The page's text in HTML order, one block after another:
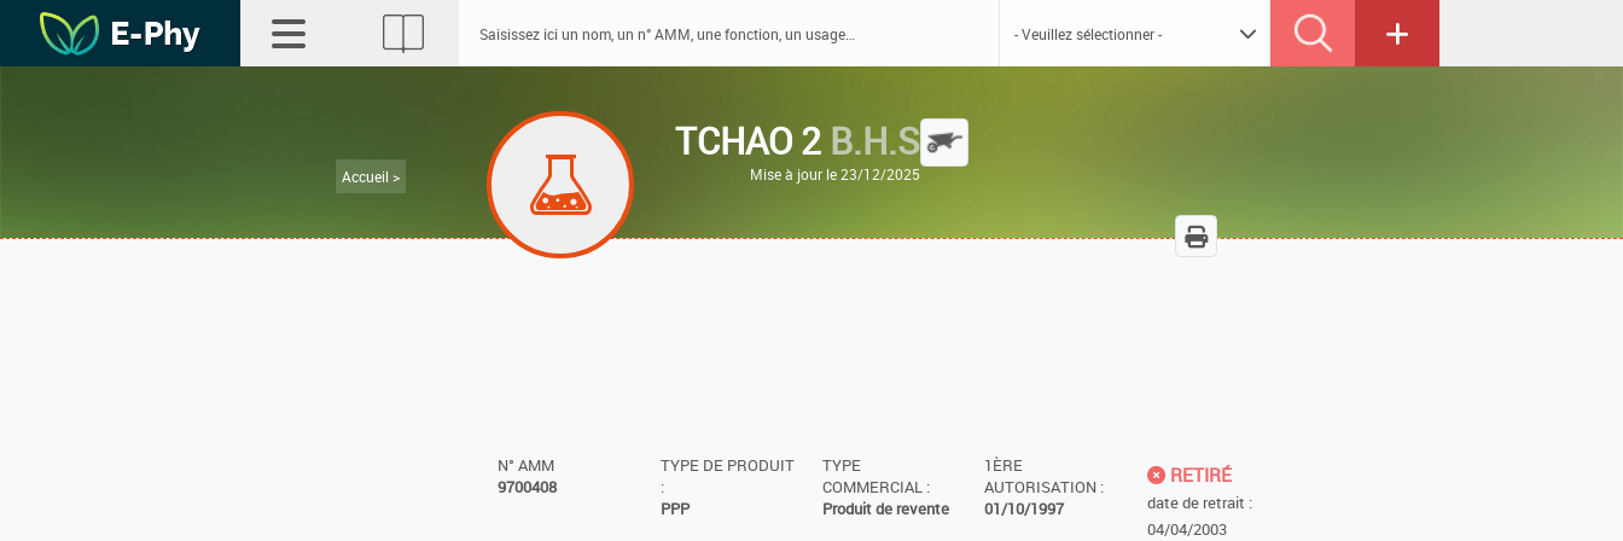
Accueil >
TCHAO 2 B.H.S
Mise à jour le 23/12/2025
N° AMM
9700408
TYPE DE PRODUIT
:
PPP
TYPE
COMMERCIAL :
Produit de revente
1ÈRE
AUTORISATION :
01/10/1997
RETIRÉ
date de retrait :
04/04/2003